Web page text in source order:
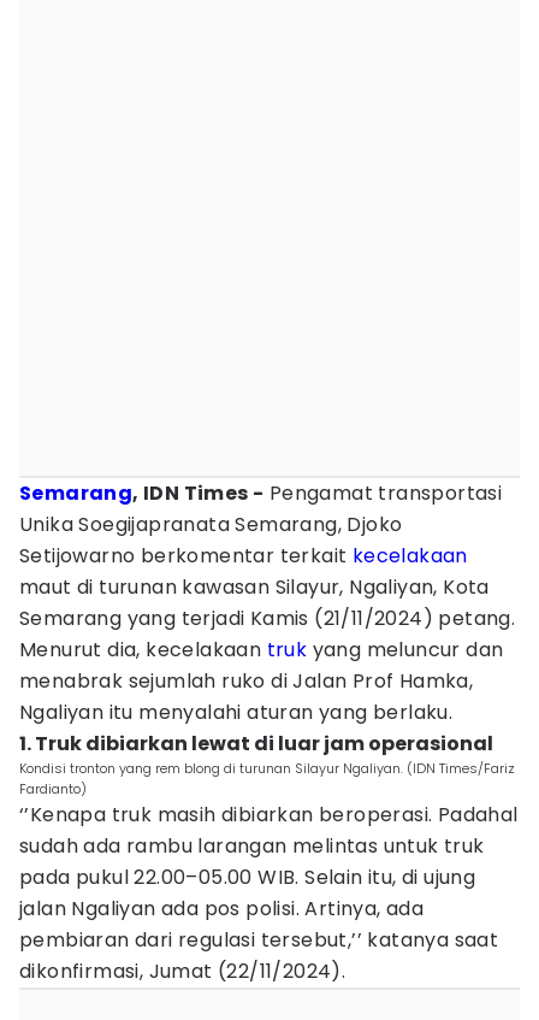
Semarang, IDN Times - Pengamat transportasi
Unika Soegijapranata Semarang, Djoko
Setijowarno berkomentar terkait kecelakaan
maut di turunan kawasan Silayur, Ngaliyan, Kota
Semarang yang terjadi Kamis (21/11/2024) petang.
Menurut dia, kecelakaan truk yang meluncur dan
menabrak sejumlah ruko di Jalan Prof Hamka,
Ngaliyan itu menyalahi aturan yang berlaku.
1. Truk dibiarkan lewat di luar jam operasional
Kondisi tronton yang rem blong di turunan Silayur Ngaliyan. (IDN Times/Fariz
Fardianto)
‘’Kenapa truk masih dibiarkan beroperasi. Padahal
sudah ada rambu larangan melintas untuk truk
pada pukul 22.00–05.00 WIB. Selain itu, di ujung
jalan Ngaliyan ada pos polisi. Artinya, ada
pembiaran dari regulasi tersebut,’’ katanya saat
dikonfirmasi, Jumat (22/11/2024).